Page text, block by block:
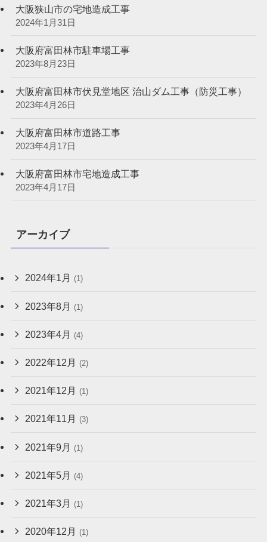
大阪狭山市の宅地造成工事
2024年1月31日
大阪府富田林市駐車場工事
2023年8月23日
大阪府富田林市伏見堂地区 治山ダム工事（防災工事）
2023年4月26日
大阪府富田林市道路工事
2023年4月17日
大阪府富田林市宅地造成工事
2023年4月17日
アーカイブ
2024年1月 (1)
2023年8月 (1)
2023年4月 (4)
2022年12月 (2)
2021年12月 (1)
2021年11月 (3)
2021年9月 (1)
2021年5月 (4)
2021年3月 (1)
2020年12月 (1)